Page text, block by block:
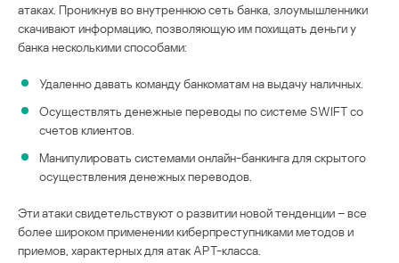
атаках. Проникнув во внутреннюю сеть банка, злоумышленники
скачивают информацию, позволяющую им похищать деньги у
банка несколькими способами:
Удаленно давать команду банкоматам на выдачу наличных.
Осуществлять денежные переводы по системе SWIFT со
счетов клиентов.
Манипулировать системами онлайн-банкинга для скрытого
осуществления денежных переводов.
Эти атаки свидетельствуют о развитии новой тенденции – все
более широком применении киберпреступниками методов и
приемов, характерных для атак АРТ-класса.